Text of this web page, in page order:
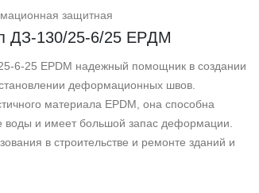
защитная
ДЗ-130/25-6/25 EPДM
6-25 EPDM надежный помощник в создании
деформационных швов.
материала EPDM, она способна
воды и имеет большой запас деформации.
в строительстве и ремонте зданий и